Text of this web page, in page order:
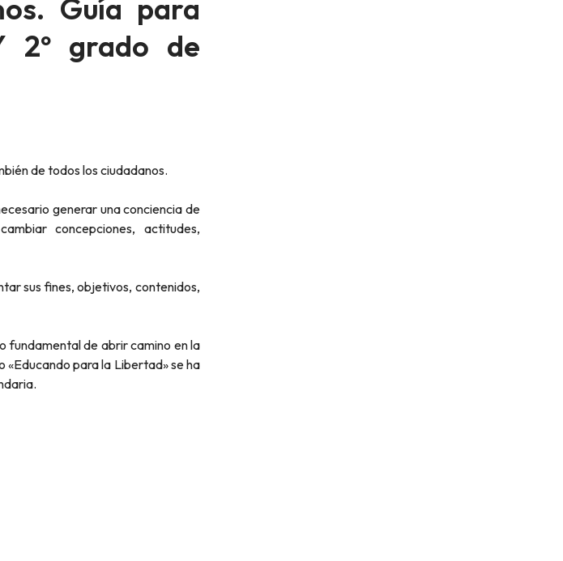
Guía para
2º grado de
de todos los ciudadanos.
generar una conciencia de
concepciones, actitudes,
sus fines, objetivos, contenidos,
fundamental de abrir camino en la
«Educando para la Libertad» se ha